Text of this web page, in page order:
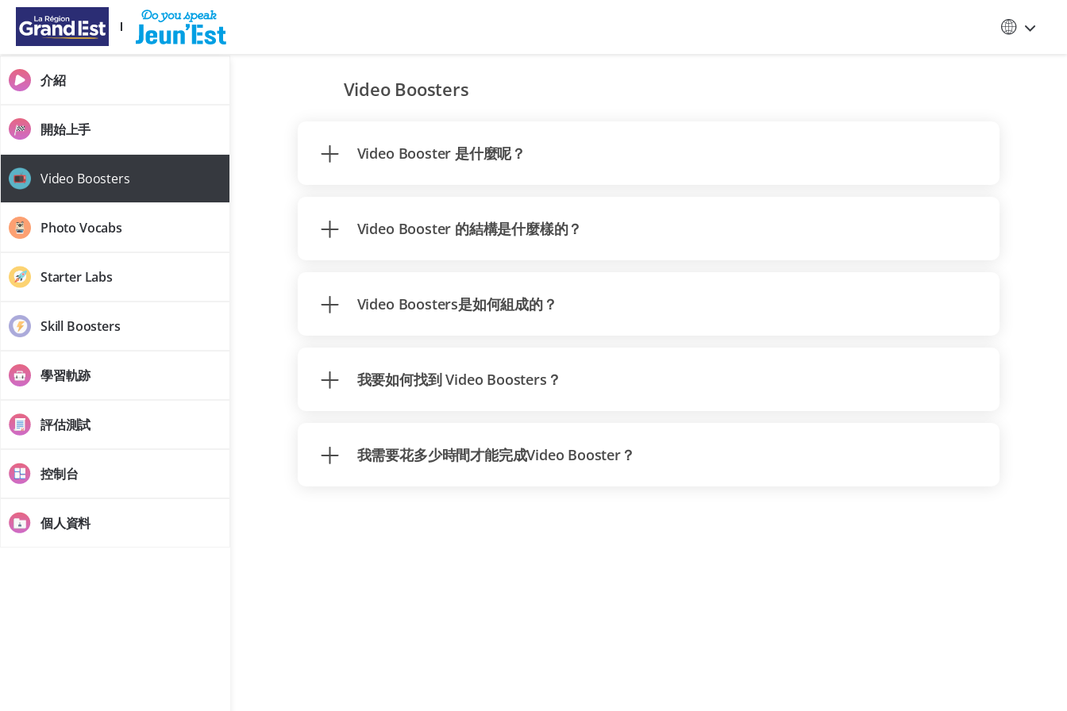
跳至主要內容
介紹
開始上手
Video Boosters
Photo Vocabs
Starter Labs
Skill Boosters
學習軌跡
評估測試
控制台
個人資料
Video Boosters
Video Booster 是什麼呢？
Video Booster 的結構是什麼樣的？
Video Boosters是如何組成的？
我要如何找到 Video Boosters？
我需要花多少時間才能完成Video Booster？